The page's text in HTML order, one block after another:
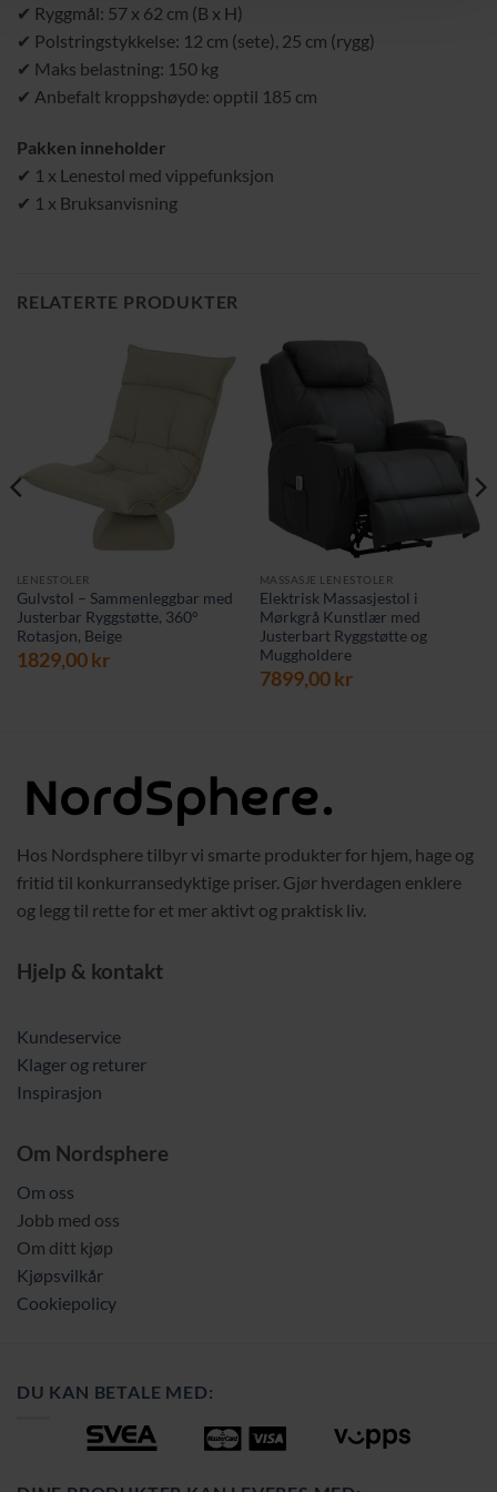
✔ Ryggmål: 57 x 62 cm (B x H)
✔ Polstringstykkelse: 12 cm (sete), 25 cm (rygg)
✔ Maks belastning: 150 kg
✔ Anbefalt kroppshøyde: opptil 185 cm
Pakken inneholder
✔ 1 x Lenestol med vippefunksjon
✔ 1 x Bruksanvisning
RELATERTE PRODUKTER
LENESTOLER
Gulvstol – Sammenleggbar med
Justerbar Ryggstøtte, 360°
Rotasjon, Beige
1829,00kr
MASSASJE LENESTOLER
Elektrisk Massasjestol i
Mørkgrå Kunstlær med
Justerbart Ryggstøtte og
Muggholdere
7899,00kr
Hos Nordsphere tilbyr vi smarte produkter for hjem, hage og
fritid til konkurransedyktige priser. Gjør hverdagen enklere
og legg til rette for et mer aktivt og praktisk liv.
Hjelp & kontakt
Kundeservice
Klager og returer
Inspirasjon
Om Nordsphere
Om oss
Jobb med oss
Om ditt kjøp
Kjøpsvilkår
Cookiepolicy
DU KAN BETALE MED: